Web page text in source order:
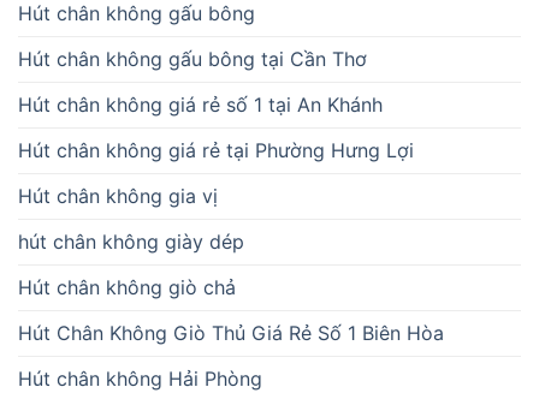
Hút chân không gấu bông
Hút chân không gấu bông tại Cần Thơ
Hút chân không giá rẻ số 1 tại An Khánh
Hút chân không giá rẻ tại Phường Hưng Lợi
Hút chân không gia vị
hút chân không giày dép
Hút chân không giò chả
Hút Chân Không Giò Thủ Giá Rẻ Số 1 Biên Hòa
Hút chân không Hải Phòng